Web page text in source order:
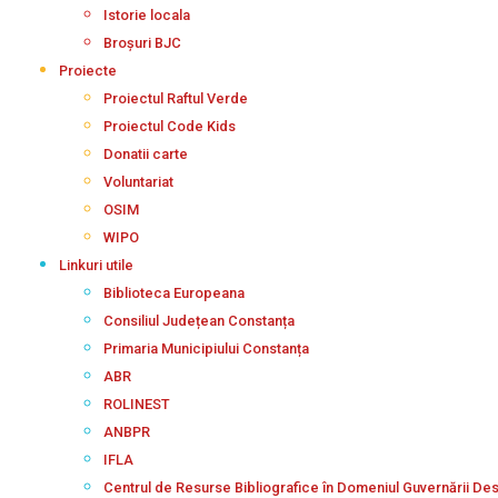
Istorie locala
Broșuri BJC
Proiecte
Proiectul Raftul Verde
Proiectul Code Kids
Donatii carte
Voluntariat
OSIM
WIPO
Linkuri utile
Biblioteca Europeana
Consiliul Județean Constanța
Primaria Municipiului Constanța
ABR
ROLINEST
ANBPR
IFLA
Centrul de Resurse Bibliografice în Domeniul Guvernării